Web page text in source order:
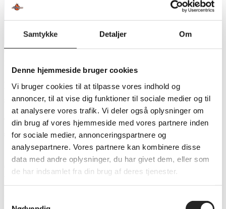
Samtykke Detaljer Om
Denne hjemmeside bruger cookies
Vi bruger cookies til at tilpasse vores indhold og
annoncer, til at vise dig funktioner til sociale medier og til
at analysere vores trafik. Vi deler også oplysninger om
din brug af vores hjemmeside med vores partnere inden
for sociale medier, annonceringspartnere og
analysepartnere. Vores partnere kan kombinere disse
data med andre oplysninger, du har givet dem, eller som
de har indsamlet fra din brug af deres tjenester.
den kommende sæson
Pauli Mittun stopper i TSØ før den kommende
sæson
Team Sydhavsøerne og Pauli Mittun har indgået aftale om at ophæve
samarbejdet med øjeblikkelig virkning.
Selvom Pauli Mittun tidligere i 2026 forlængede sin kontrakt med klubben